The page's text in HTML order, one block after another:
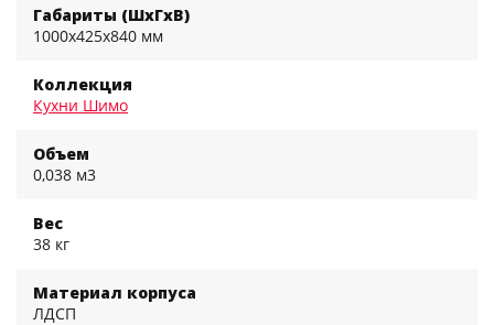
Габариты (ШхГхВ)
1000x425x840 мм
Коллекция
Кухни Шимо
Объем
0,038 м3
Вес
38 кг
Материал корпуса
ЛДСП